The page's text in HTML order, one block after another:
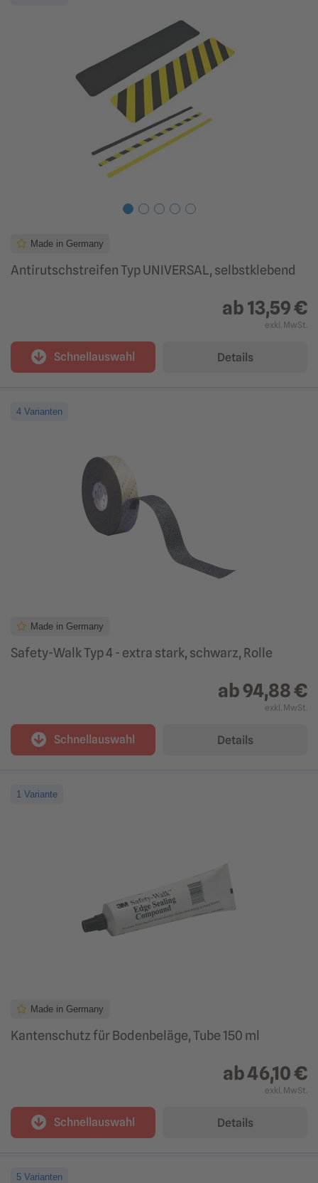
Made in Germany
Antirutschstreifen Typ UNIVERSAL, selbstklebend
ab13,59 €
exkl. MwSt.
Schnellauswahl Details
4 Varianten
Made in Germany
Safety-Walk Typ 4 - extra stark, schwarz, Rolle
ab94,88 €
exkl. MwSt.
Schnellauswahl Details
1 Variante
Made in Germany
Kantenschutz für Bodenbeläge, Tube 150 ml
ab46,10 €
exkl. MwSt.
Schnellauswahl Details
5 Varianten